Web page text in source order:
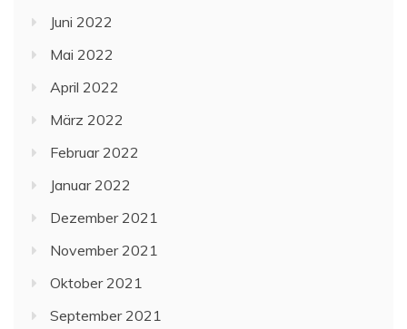
Juni 2022
Mai 2022
April 2022
März 2022
Februar 2022
Januar 2022
Dezember 2021
November 2021
Oktober 2021
September 2021